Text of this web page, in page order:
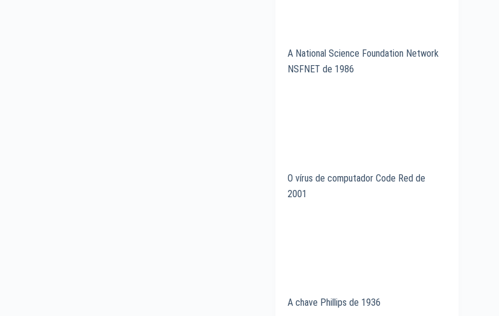
A National Science Foundation Network
NSFNET de 1986
O vírus de computador Code Red de
2001
A chave Phillips de 1936